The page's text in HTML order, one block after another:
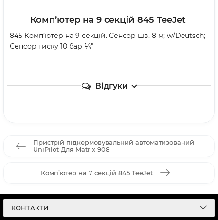
Комп’ютер на 9 секцій 845 TeeJet
845 Комп’ютер на 9 секцій. Сенсор шв. 8 м; w/Deutsch;
Сенсор тиску 10 бар ¼"
Відгуки
Пристрій підкермовувальний автоматизований
UniPilot Для Matrix 908
Комп’ютер на 7 секцій 845 TeeJet
КОНТАКТИ